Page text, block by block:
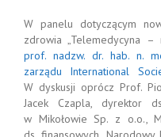
W panelu dotyczącym
zdrowia „Telemedycyna –
prof. nadzw. dr. hab. n.
zarządu International
W dyskusji oprócz Prof.
Jacek Czapla, dyrektor
w Mikołowie Sp. z o.o.,